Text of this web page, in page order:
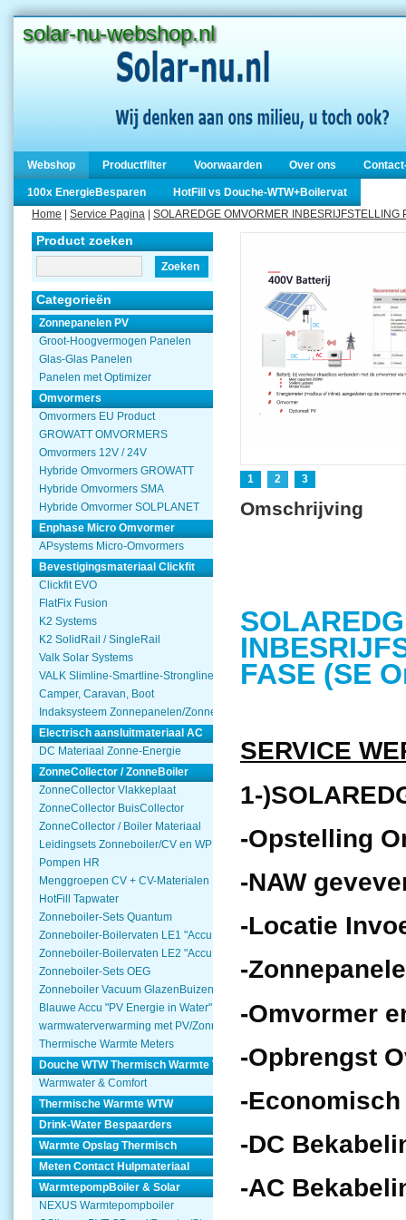
solar-nu-webshop.nl
Webshop Productfilter Voorwaarden Over ons
100x EnergieBesparen
HotFill vs Douche-WTW+Boilervat
Home
Service Pagina SOLAREDGE OMVORMER INBESRIJFSTELLING
Product zoeken
Zoeken
Categorieën
Zonnepanelen PV
Groot-Hoogvermogen Panelen
Glas-Glas Panelen
Panelen met Optimizer
Omvormers
Omvormers EU Product
GROWATT OMVORMERS
Omvormers 12V / 24V
Hybride Omvormers GROWATT
Hybride Omvormers SMA
Hybride Omvormer SOLPLANET
Enphase Micro Omvormer
APsystems Micro-Omvormers
Bevestigingsmateriaal Clickfit
Clickfit EVO
FlatFix Fusion
K2 Systems
K2 SolidRail / SingleRail
Valk Solar Systems
VALK Slimline-Smartline-Strongline
Camper, Caravan, Boot
Indaksysteem Zonnepanelen/Zonnecollector
Electrisch aansluitmateriaal AC
DC Materiaal Zonne-Energie
ZonneCollector / ZonneBoiler
ZonneCollector Vlakkeplaat
ZonneCollector BuisCollector
ZonneCollector / Boiler Materiaal
Leidingsets Zonneboiler/CV en WP
Pompen HR
Menggroepen CV + CV-Materialen
HotFill Tapwater
Zonneboiler-Sets Quantum
Zonneboiler-Boilervaten LE1 "Accu Woning Watmte"
Zonneboiler-Boilervaten LE2 "Accu Woning Watmte"
Zonneboiler-Sets OEG
Zonneboiler Vacuum GlazenBuizen
Blauwe Accu "PV Energie in Water"
warmwaterverwarming met PV/Zonnepanelen
Thermische Warmte Meters
Douche WTW Thermisch Warmte Terugwinnen
Warmwater & Comfort
Thermische Warmte WTW
Drink-Water Bespaarders
Warmte Opslag Thermisch
Meten Contact Hulpmateriaal
WarmtepompBoiler & Solar
NEXUS Warmtepompboiler
1 2 3
Omschrijving
FASE (SE
SERVICE
1-
-Opstelling
-NAW
-Locatie
-
-Omvormer
-Opbrengst
-
-DC
-AC